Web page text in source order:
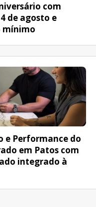
com
de agosto e
mínimo
e Performance do
em Patos com
integrado à